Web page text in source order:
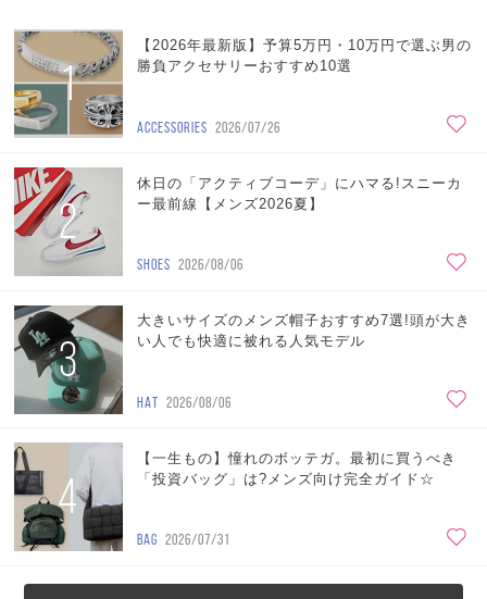
1
【2026年最新版】予算5万円・10万円で選ぶ男の
勝負アクセサリーおすすめ10選
ACCESSORIES 2026/07/26
2
休日の「アクティブコーデ」にハマる!スニーカ
ー最前線【メンズ2026夏】
SHOES 2026/08/06
3
大きいサイズのメンズ帽子おすすめ7選!頭が大き
い人でも快適に被れる人気モデル
HAT 2026/08/06
4
【一生もの】憧れのボッテガ。最初に買うべき
「投資バッグ」は?メンズ向け完全ガイド☆
BAG 2026/07/31